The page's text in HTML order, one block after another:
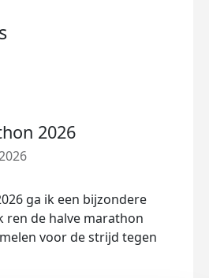
2026
ga ik een bijzondere
ren de halve marathon
voor de strijd tegen